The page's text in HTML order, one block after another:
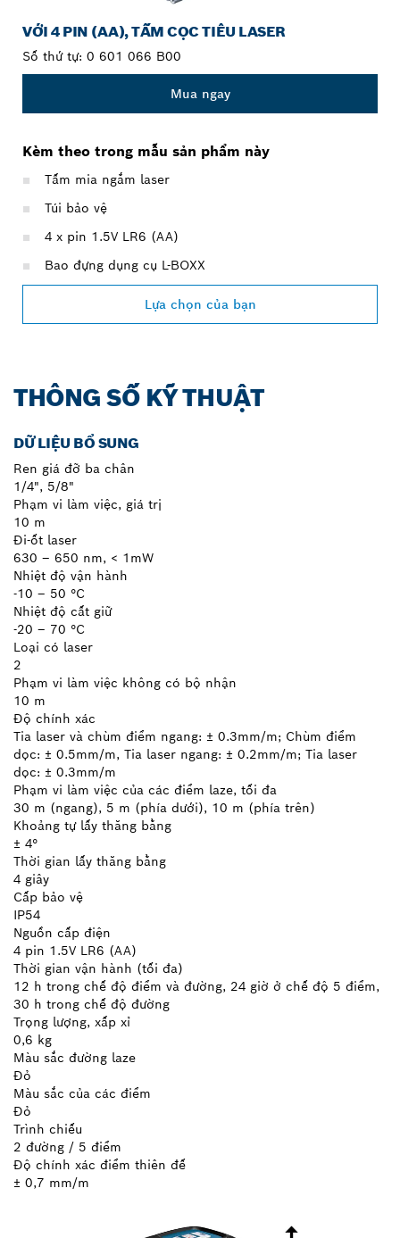
VỚI 4 PIN (AA), TẤM CỌC TIÊU LASER
Số thứ tự: 0 601 066 B00
Mua ngay
Kèm theo trong mẫu sản phẩm này
Tấm mia ngắm laser
Túi bảo vệ
4 x pin 1.5V LR6 (AA)
Bao đựng dụng cụ L-BOXX
Lựa chọn của bạn
THÔNG SỐ KỸ THUẬT
DỮ LIỆU BỔ SUNG
Ren giá đỡ ba chân
1/4", 5/8"
Phạm vi làm việc, giá trị
10 m
Đi-ốt laser
630 – 650 nm, < 1mW
Nhiệt độ vận hành
-10 – 50 °C
Nhiệt độ cất giữ
-20 – 70 °C
Loại có laser
2
Phạm vi làm việc không có bộ nhận
10 m
Độ chính xác
Tia laser và chùm điểm ngang: ± 0.3mm/m; Chùm điểm
dọc: ± 0.5mm/m, Tia laser ngang: ± 0.2mm/m; Tia laser
dọc: ± 0.3mm/m
Phạm vi làm việc của các điểm laze, tối đa
30 m (ngang), 5 m (phía dưới), 10 m (phía trên)
Khoảng tự lấy thăng bằng
± 4°
Thời gian lấy thăng bằng
4 giây
Cấp bảo vệ
IP54
Nguồn cấp điện
4 pin 1.5V LR6 (AA)
Thời gian vận hành (tối đa)
12 h trong chế độ điểm và đường, 24 giờ ở chế độ 5 điểm,
30 h trong chế độ đường
Trọng lượng, xấp xỉ
0,6 kg
Màu sắc đường laze
Đỏ
Màu sắc của các điểm
Đỏ
Trình chiếu
2 đường / 5 điểm
Độ chính xác điểm thiên đế
± 0,7 mm/m